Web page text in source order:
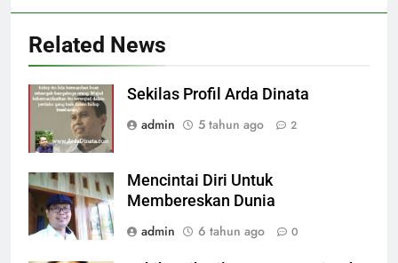
Related News
Sekilas Profil Arda Dinata
admin
5 tahun ago 2
Mencintai Diri Untuk
Membereskan Dunia
admin
6 tahun ago 0